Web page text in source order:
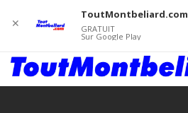
✕
ToutMontbeliard.com
GRATUIT
Sur Google Play